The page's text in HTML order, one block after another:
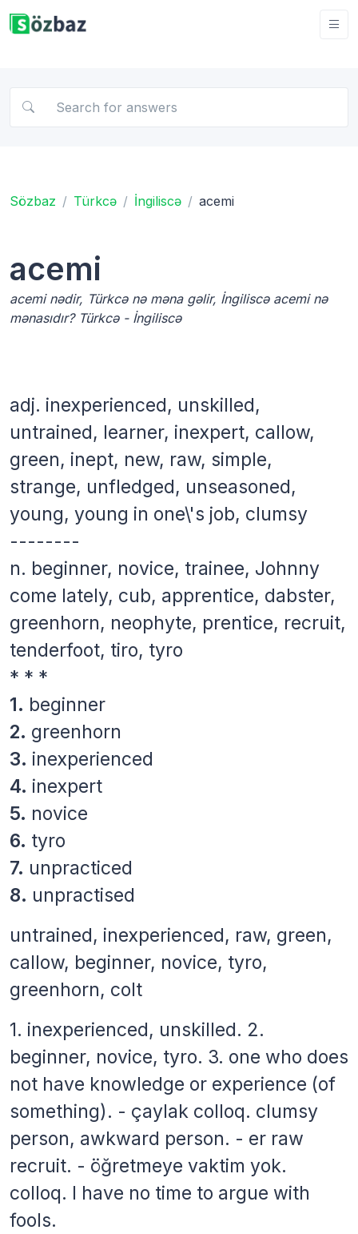
Sözbaz Türkcə İngiliscə acemi
acemi
acemi nədir, Türkcə nə məna gəlir, İngiliscə acemi nə
mənasıdır? Türkcə - İngiliscə
adj. inexperienced, unskilled,
untrained, learner, inexpert, callow,
green, inept, new, raw, simple,
strange, unfledged, unseasoned,
young, young in one\'s job, clumsy
--------
n. beginner, novice, trainee, Johnny
come lately, cub, apprentice, dabster,
greenhorn, neophyte, prentice, recruit,
tenderfoot, tiro, tyro
* * *
1. beginner
2. greenhorn
3. inexperienced
4. inexpert
5. novice
6. tyro
7. unpracticed
8. unpractised
untrained, inexperienced, raw, green,
callow, beginner, novice, tyro,
greenhorn, colt
1. inexperienced, unskilled. 2.
beginner, novice, tyro. 3. one who does
not have knowledge or experience (of
something). - çaylak colloq. clumsy
person, awkward person. - er raw
recruit. - öğretmeye vaktim yok.
colloq. I have no time to argue with
fools.